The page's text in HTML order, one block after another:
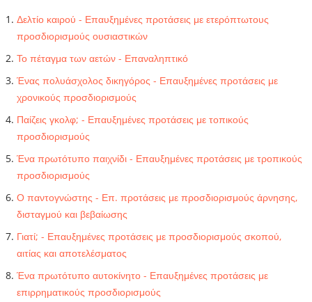
Δελτίο καιρού - Επαυξημένες προτάσεις με ετερόπτωτους
προσδιορισμούς ουσιαστικών
Το πέταγμα των αετών - Επαναληπτικό
Ένας πολυάσχολος δικηγόρος - Επαυξημένες προτάσεις με
χρονικούς προσδιορισμούς
Παίζεις γκολφ; - Επαυξημένες προτάσεις με τοπικούς
προσδιορισμούς
Ένα πρωτότυπο παιχνίδι - Επαυξημένες προτάσεις με τροπικούς
προσδιορισμούς
Ο παντογνώστης - Επ. προτάσεις με προσδιορισμούς άρνησης,
δισταγμού και βεβαίωσης
Γιατί; - Επαυξημένες προτάσεις με προσδιορισμούς σκοπού,
αιτίας και αποτελέσματος
Ένα πρωτότυπο αυτοκίνητο - Επαυξημένες προτάσεις με
επιρρηματικούς προσδιορισμούς